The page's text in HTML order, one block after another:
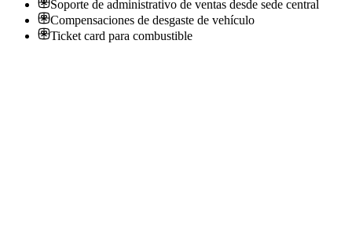
Soporte de administrativo de ventas desde sede central
Compensaciones de desgaste de vehículo
Ticket card para combustible